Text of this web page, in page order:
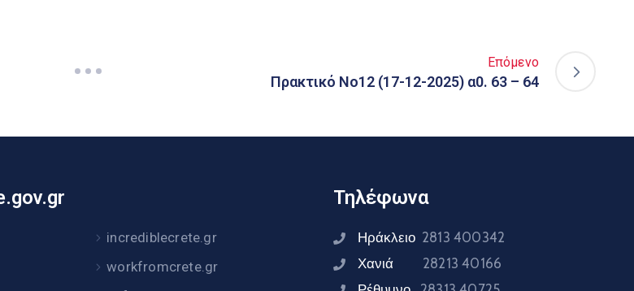
Επόμενο
Πρακτικό Νο12 (17-12-2025) α0. 63 – 64
incrediblecrete.gr
workfromcrete.gr
Τηλέφωνα
Ηράκλειο 2813 400342
Χανιά 28213 40166